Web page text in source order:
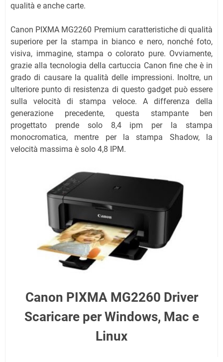
qualità e anche carte.
Canon PIXMA MG2260 Premium caratteristiche di qualità
superiore per la stampa in bianco e nero, nonché foto,
visiva, immagine, stampa o colorato pure. Ovviamente,
grazie alla tecnologia della cartuccia Canon fine che è in
grado di causare la qualità delle impressioni. Inoltre, un
ulteriore punto di resistenza di questo gadget può essere
sulla velocità di stampa veloce. A differenza della
generazione precedente, questa stampante ben
progettato prende solo 8,4 ipm per la stampa
monocromatica, mentre per la stampa Shadow, la
velocità massima è solo 4,8 IPM.
Canon PIXMA MG2260 Driver
Scaricare per Windows, Mac e
Linux